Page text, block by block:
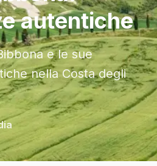
autentiche
e le sue
nella Costa degli